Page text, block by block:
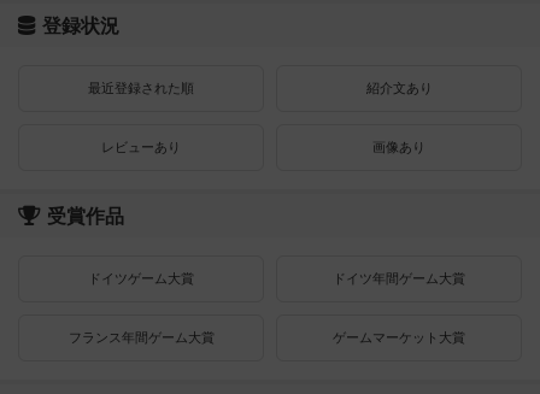
登録状況
最近登録された順 紹介文あり
レビューあり 画像あり
受賞作品
ドイツゲーム大賞 ドイツ年間ゲーム大賞
フランス年間ゲーム大賞 ゲームマーケット大賞